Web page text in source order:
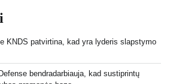
KNDS patvirtina, kad yra lyderis slapstymo
bendradarbiauja, kad sustiprintų